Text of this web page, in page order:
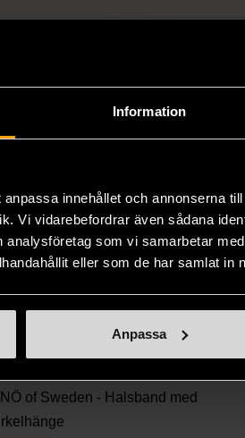
Information
innehållet och annonserna
Vi vidarebefordrar även sådana
som vi samarbetar
eller som de har samlat in
Anpassa
1/5
of Sweden - Halsband med